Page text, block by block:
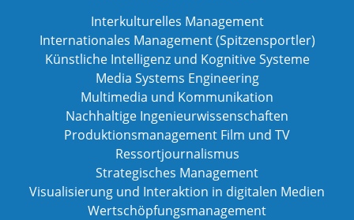
Interkulturelles Management
Internationales Management (Spitzensportler)
Künstliche Intelligenz und Kognitive Systeme
Media Systems Engineering
Multimedia und Kommunikation
Nachhaltige Ingenieurwissenschaften
Produktionsmanagement Film und TV
Ressortjournalismus
Strategisches Management
Visualisierung und Interaktion in digitalen Medien
Wertschöpfungsmanagement